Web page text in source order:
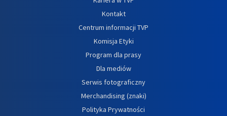
Kontakt
Centrum informacji TVP
Komisja Etyki
Program dla prasy
Dla mediów
Serwis fotograficzny
Merchandising (znaki)
Polityka Prywatności